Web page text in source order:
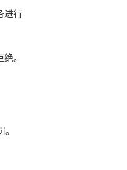
进行
。